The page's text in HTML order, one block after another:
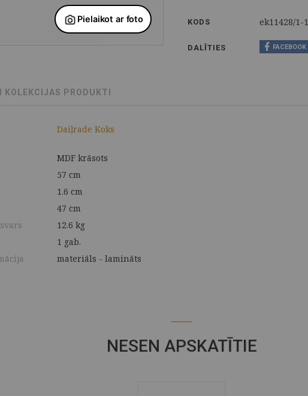
KODS ek11428/1-1
DALĪTIES FACEBOOK
KOLEKCIJAS PRODUKTI
Daiļrade Koks
MDF krāsots
57 cm
1.6 cm
47 cm
12.6 kg
1 gab.
materiāls - lamināts
NESEN APSKATĪTIE